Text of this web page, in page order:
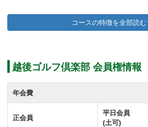
コースの特徴を全部読む
越後ゴルフ倶楽部 会員権情報
年会費
正会員
平日会員
(土可)